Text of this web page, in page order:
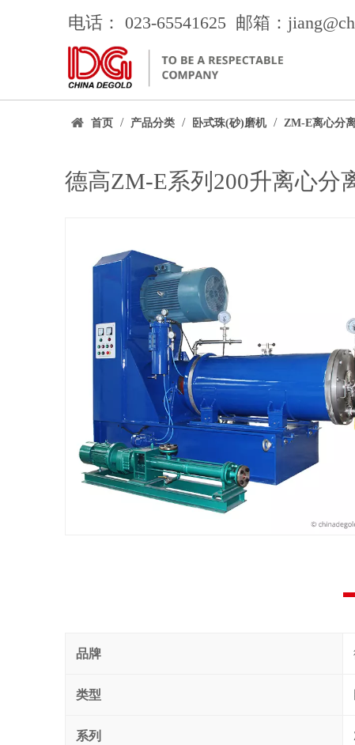
电话： 023-65541625 邮箱：jiang
首页 / 产品分类 / 卧式珠(砂)磨机 / ZM-E离心分
德高ZM-E系列200升离心分
品牌
类型
系列